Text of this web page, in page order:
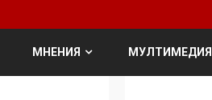
МНЕНИЯ МУЛТИМЕДИЯ